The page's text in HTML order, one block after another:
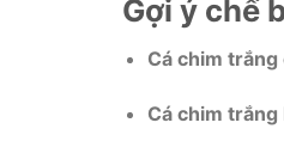
Gợi ý chế
Cá chim
Cá chim trắng